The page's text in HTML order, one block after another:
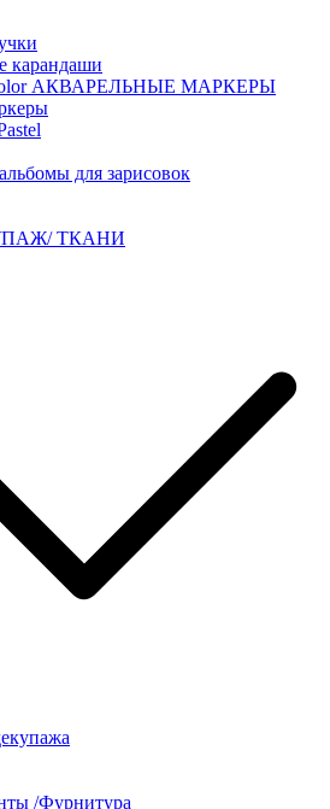
карандаши
АКВАРЕЛЬНЫЕ МАРКЕРЫ
для зарисовок
ТКАНИ
/Фурнитура